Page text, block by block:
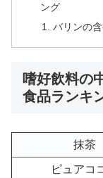
ング
バリンの
嗜好飲料の
食品ランキ
抹茶
ピュアコ